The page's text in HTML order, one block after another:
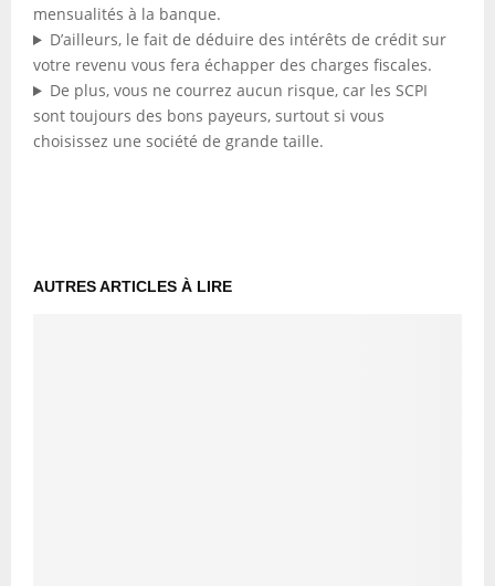
mensualités à la banque.
D’ailleurs, le fait de déduire des intérêts de crédit sur
votre revenu vous fera échapper des charges fiscales.
De plus, vous ne courrez aucun risque, car les SCPI
sont toujours des bons payeurs, surtout si vous
choisissez une société de grande taille.
AUTRES ARTICLES À LIRE